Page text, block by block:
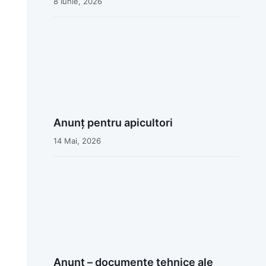
Anunț pentru apicultori
14 Mai, 2026
Anunț – documente tehnice ale